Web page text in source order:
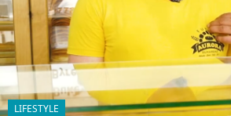
LIFESTYLE